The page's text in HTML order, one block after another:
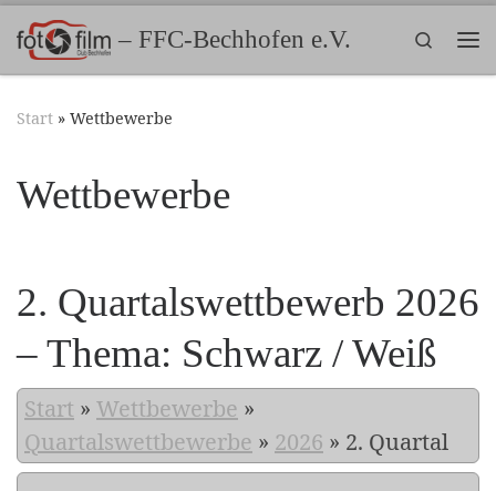
Zum Inhalt springen– FFC-Bechhofen e.V.
Search
Start » Wettbewerbe
Wettbewerbe
2. Quartalswettbewerb 2026
– Thema: Schwarz / Weiß
Start » Wettbewerbe »
Quartalswettbewerbe » 2026 » 2. Quartal